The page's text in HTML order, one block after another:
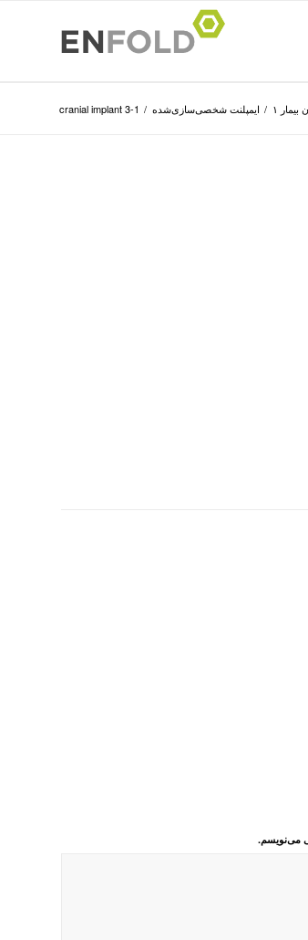
۱ / ایمپلنت شخصی‌سازی‌شده /
cranial implant 3-1
می‌نویسم.